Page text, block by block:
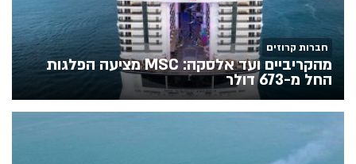
חברות קרוזים
מהקריביים ועד אלסקה: MSC מציעה הפלגות
החל מ-673 דולר